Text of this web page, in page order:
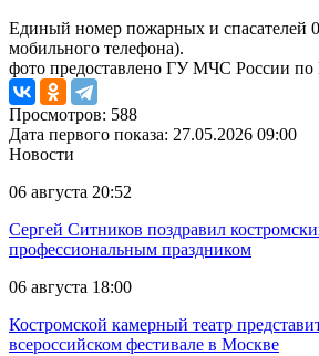
Единый номер пожарных и спасателей
мобильного телефона).
фото предоставлено ГУ МЧС России по
Просмотров: 588
Дата первого показа: 27.05.2026 09:00
Новости
06 августа 20:52
Сергей Ситников поздравил
профессиональным праздником
06 августа 18:00
Костромской камерный театр
всероссийском фестивале в Москве